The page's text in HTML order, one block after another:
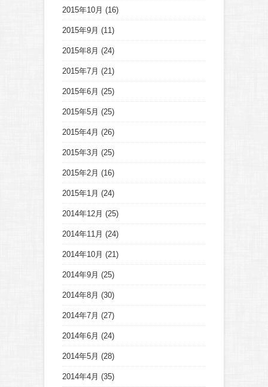
2015年10月 (16)
2015年9月 (11)
2015年8月 (24)
2015年7月 (21)
2015年6月 (25)
2015年5月 (25)
2015年4月 (26)
2015年3月 (25)
2015年2月 (16)
2015年1月 (24)
2014年12月 (25)
2014年11月 (24)
2014年10月 (21)
2014年9月 (25)
2014年8月 (30)
2014年7月 (27)
2014年6月 (24)
2014年5月 (28)
2014年4月 (35)